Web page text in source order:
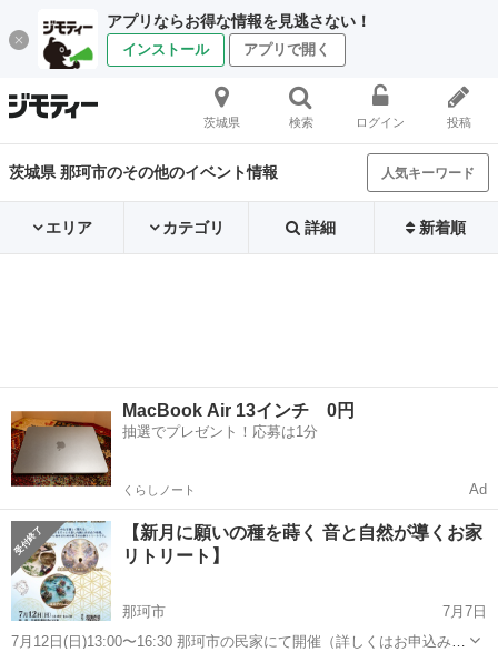
アプリならお得な情報を見逃さない！
インストール アプリで開く
茨城県 検索 ログイン 投稿
茨城県 那珂市のその他のイベント情報 人気キーワード
エリア カテゴリ 詳細 新着順
MacBook Air 13インチ 0円
抽選でプレゼント！応募は1分
くらしノート Ad
【新月に願いの種を蒔く 音と自然が導くお家
リトリート】
那珂市
7月7日
7月12日(日)13:00〜16:30 那珂市の民家にて開催（詳しくはお申込み時